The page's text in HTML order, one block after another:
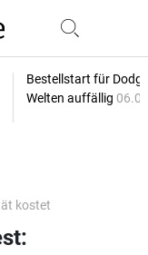
Bestellstart für
Welten auffällig
kostet